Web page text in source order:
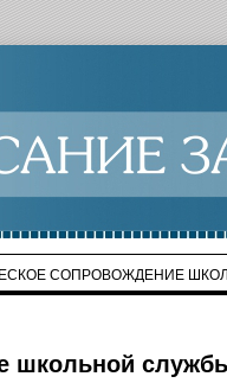
СОПРОВОЖДЕНИЕ
школьной